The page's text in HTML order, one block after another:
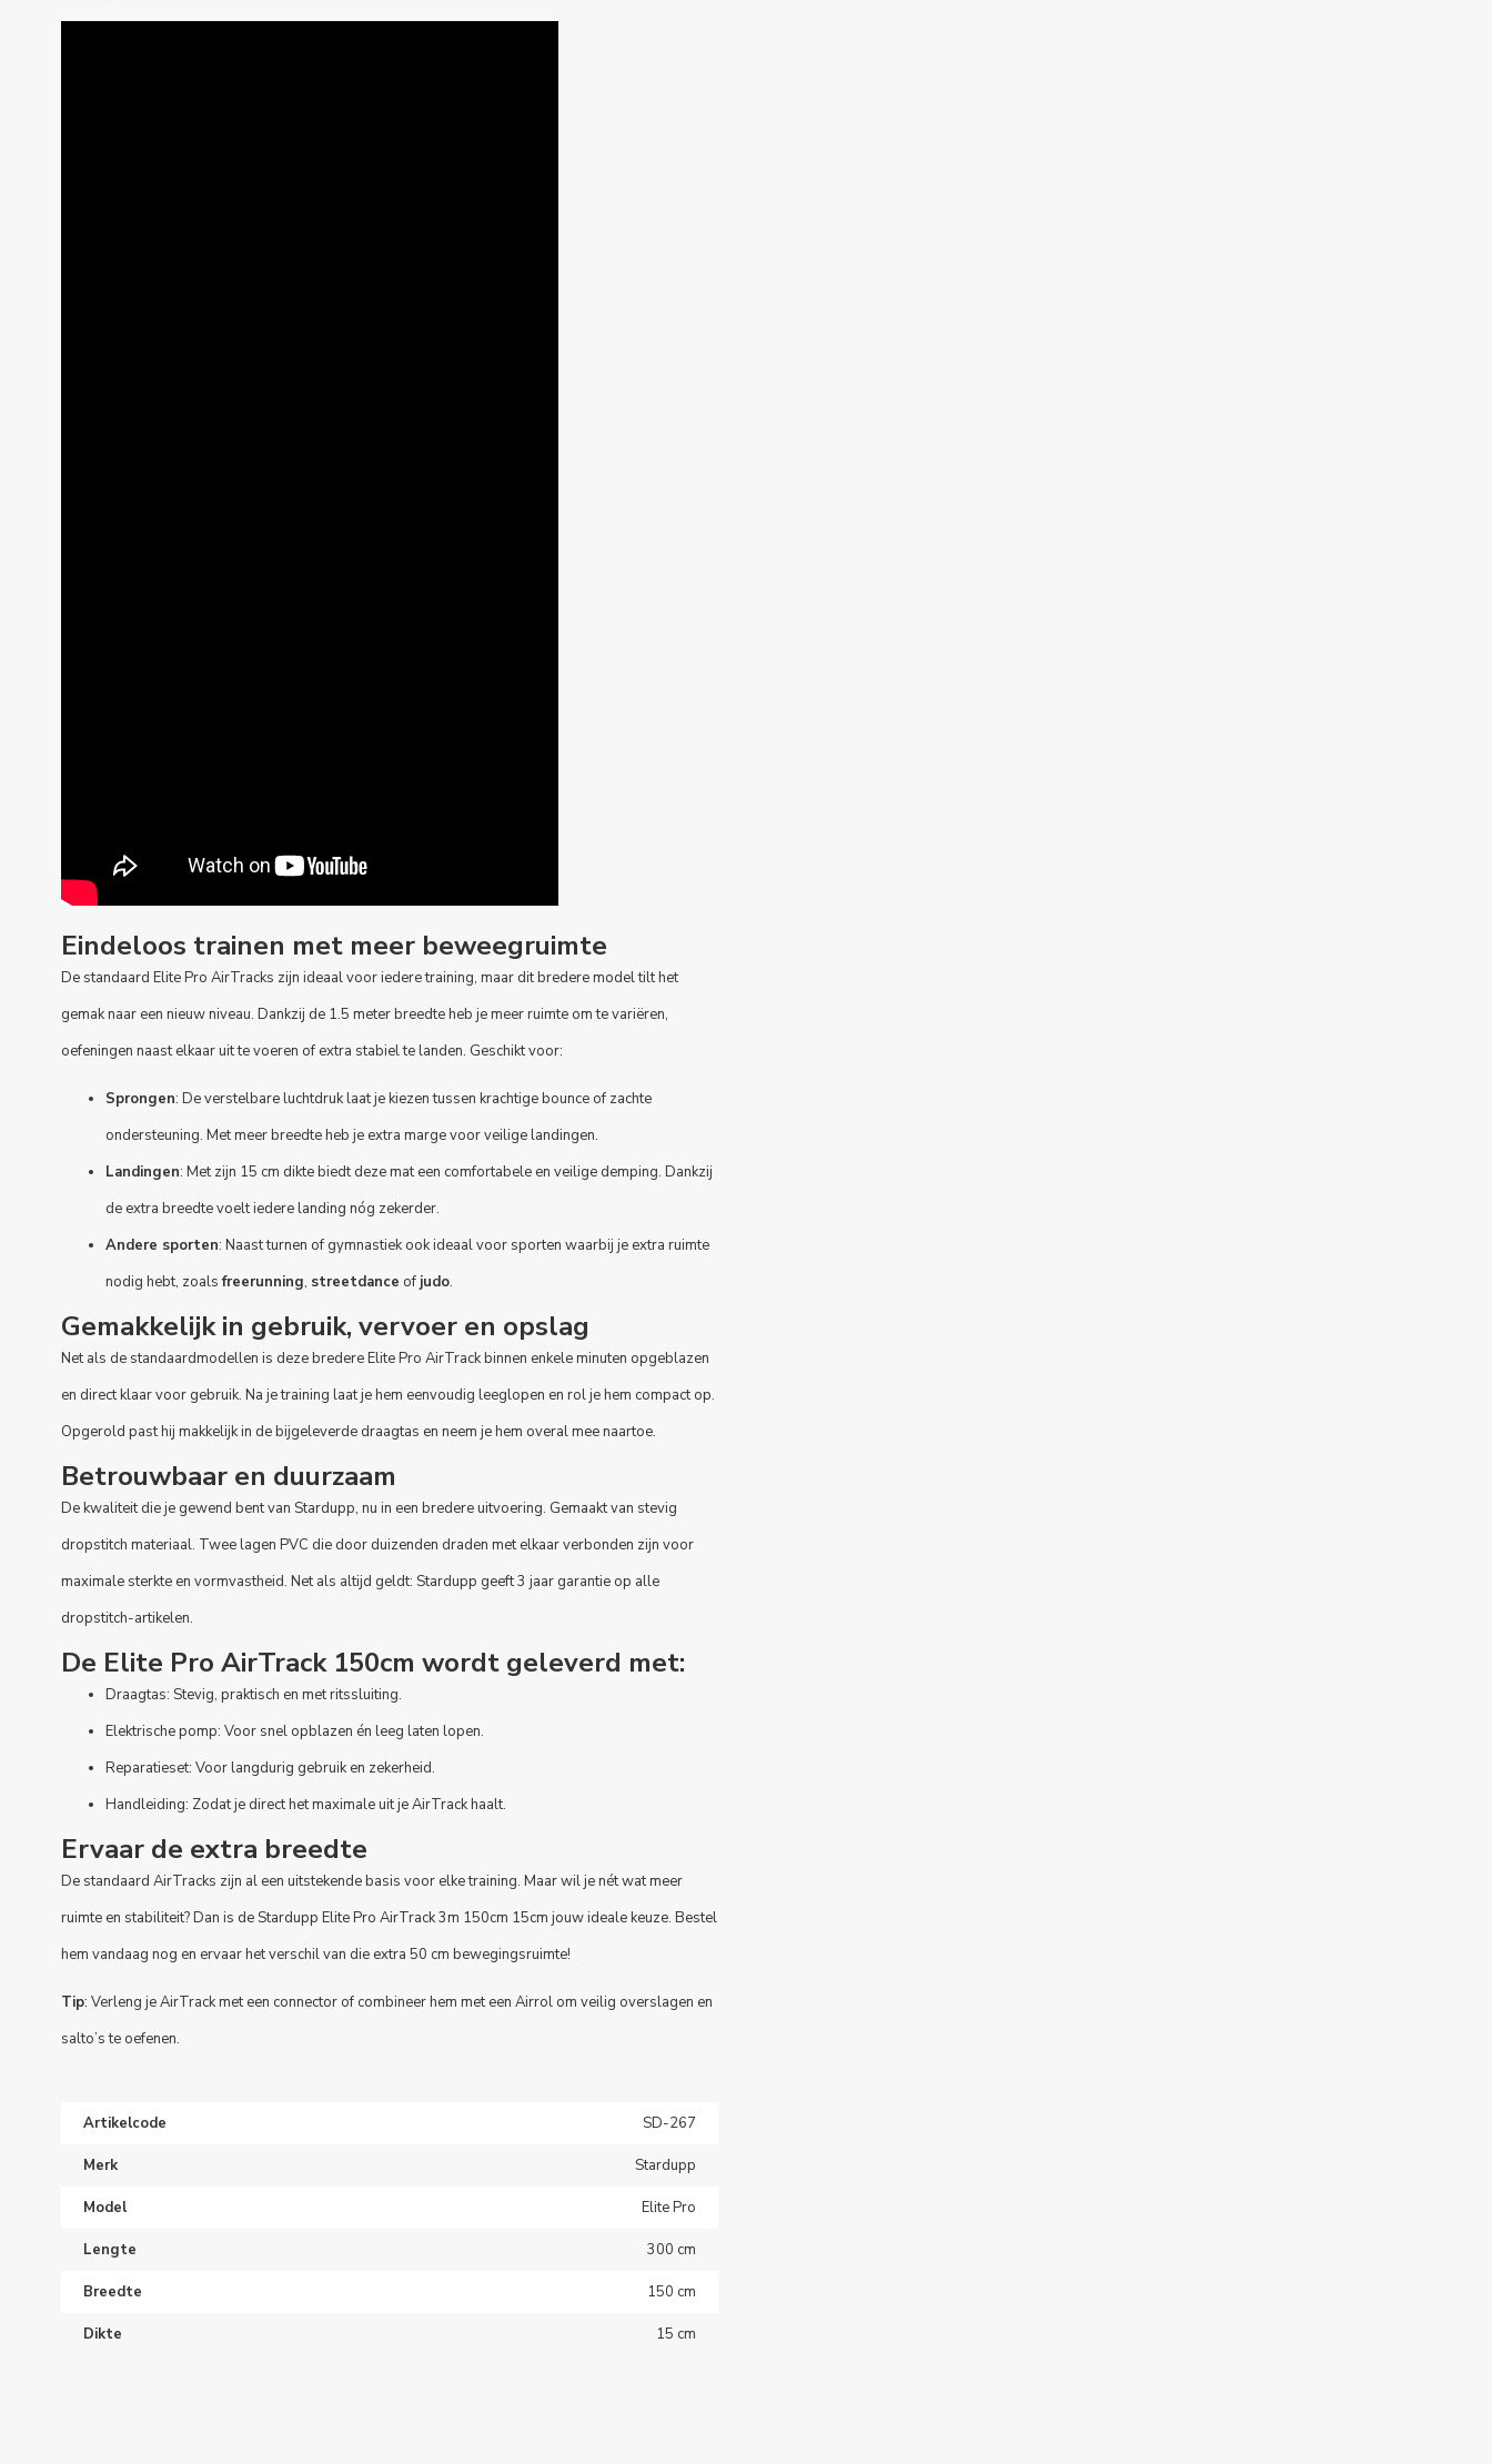
Eindeloos trainen met meer beweegruimte
De standaard Elite Pro AirTracks zijn ideaal voor iedere training, maar dit bredere model tilt het
gemak naar een nieuw niveau. Dankzij de 1.5 meter breedte heb je meer ruimte om te variëren,
oefeningen naast elkaar uit te voeren of extra stabiel te landen. Geschikt voor:
Sprongen: De verstelbare luchtdruk laat je kiezen tussen krachtige bounce of zachte
ondersteuning. Met meer breedte heb je extra marge voor veilige landingen.
Landingen: Met zijn 15 cm dikte biedt deze mat een comfortabele en veilige demping. Dankzij
de extra breedte voelt iedere landing nóg zekerder.
Andere sporten: Naast turnen of gymnastiek ook ideaal voor sporten waarbij je extra ruimte
nodig hebt, zoalsfreerunning, streetdance of judo.
Gemakkelijk in gebruik, vervoer en opslag
Net als de standaardmodellen is deze bredere Elite Pro AirTrack binnen enkele minuten opgeblazen
en direct klaar voor gebruik. Na je training laat je hem eenvoudig leeglopen en rol je hem compact op.
Opgerold past hij makkelijk in de bijgeleverde draagtas en neem je hem overal mee naartoe.
Betrouwbaar en duurzaam
De kwaliteit die je gewend bent van Stardupp, nu in een bredere uitvoering. Gemaakt van stevig
dropstitch materiaal. Twee lagen PVC die door duizenden draden met elkaar verbonden zijn voor
maximale sterkte en vormvastheid. Net als altijd geldt: Stardupp geeft 3 jaar garantie op alle
dropstitch-artikelen.
De Elite Pro AirTrack 150cm wordt geleverd met:
Draagtas: Stevig, praktisch en met ritssluiting.
Elektrische pomp: Voor snel opblazen én leeg laten lopen.
Reparatieset: Voor langdurig gebruik en zekerheid.
Handleiding: Zodat je direct het maximale uit je AirTrack haalt.
Ervaar de extra breedte
De standaard AirTracks zijn al een uitstekende basis voor elke training. Maar wil je nét wat meer
ruimte en stabiliteit? Dan is de Stardupp Elite Pro AirTrack 3m 150cm 15cm jouw ideale keuze. Bestel
hem vandaag nog en ervaar het verschil van die extra 50 cm bewegingsruimte!
Tip: Verleng je AirTrack met een connector of combineer hem met een Airrol om veilig overslagen en
salto’s te oefenen.
Artikelcode SD-267
Merk Stardupp
Model Elite Pro
Lengte 300 cm
Breedte 150 cm
Dikte 15 cm